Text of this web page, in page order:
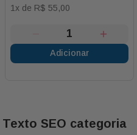
1x de R$ 55,00
Adicionar
Texto SEO categoria